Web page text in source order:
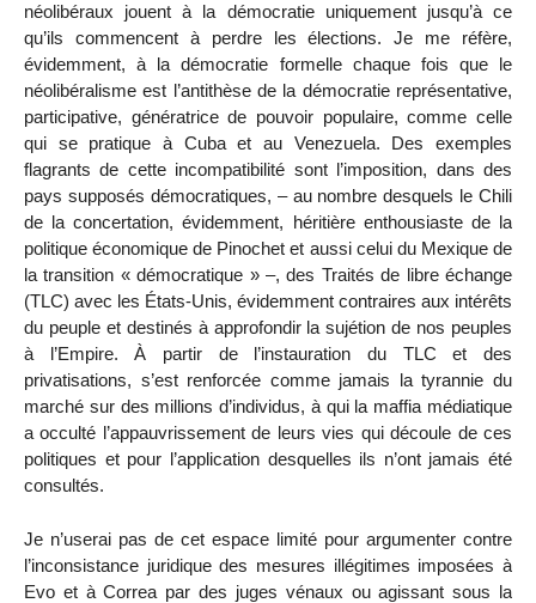
néolibéraux jouent à la démocratie uniquement jusqu’à ce
qu’ils commencent à perdre les élections. Je me réfère,
évidemment, à la démocratie formelle chaque fois que le
néolibéralisme est l’antithèse de la démocratie représentative,
participative, génératrice de pouvoir populaire, comme celle
qui se pratique à Cuba et au Venezuela. Des exemples
flagrants de cette incompatibilité sont l’imposition, dans des
pays supposés démocratiques, – au nombre desquels le Chili
de la concertation, évidemment, héritière enthousiaste de la
politique économique de Pinochet et aussi celui du Mexique de
la transition « démocratique » –, des Traités de libre échange
(TLC) avec les États-Unis, évidemment contraires aux intérêts
du peuple et destinés à approfondir la sujétion de nos peuples
à l’Empire. À partir de l’instauration du TLC et des
privatisations, s’est renforcée comme jamais la tyrannie du
marché sur des millions d’individus, à qui la maffia médiatique
a occulté l’appauvrissement de leurs vies qui découle de ces
politiques et pour l’application desquelles ils n’ont jamais été
consultés.
Je n’userai pas de cet espace limité pour argumenter contre
l’inconsistance juridique des mesures illégitimes imposées à
Evo et à Correa par des juges vénaux ou agissant sous la